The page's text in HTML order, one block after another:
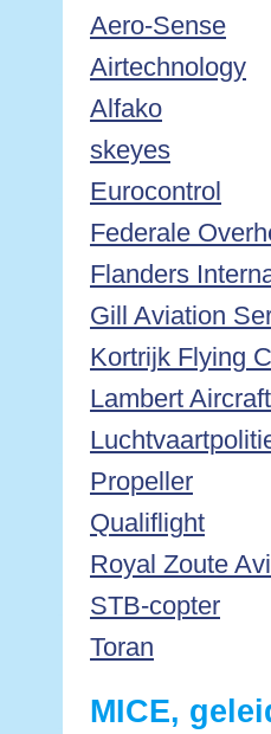
Aero-Sense
Airtechnology
Alfako
skeyes
Eurocontrol
Federale
Flanders
Gill Aviation
Kortrijk Flying
Lambert
Propeller
Qualiflight
Royal Zoute
STB-copter
Toran
MICE,